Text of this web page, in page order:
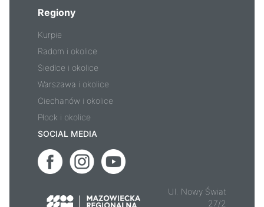
Regiony
Kurpie
Radom i okolice
Siedlce i okolice
Warszawa i okolice
Ciechanów i okolice
Płock i okolice
SOCIAL MEDIA
Ul. Nowy Świat
27/2